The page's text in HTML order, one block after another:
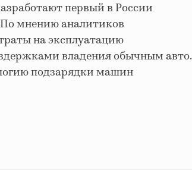
первый в России
По мнению аналитиков
на эксплуатацию
владения обычным авто.
подзарядки машин